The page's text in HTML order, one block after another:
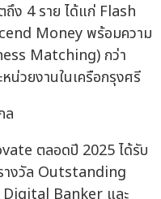
ง 4 ราย ได้แก่ Flash
Money พร้อมความ
Matching) กว่า
น่วยงานในเครือกรุงศรี
ล
ตลอดปี 2025 ได้รับ
างวัล Outstanding